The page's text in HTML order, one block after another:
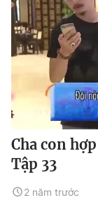
Cha con
Tập 33
2 năm trước